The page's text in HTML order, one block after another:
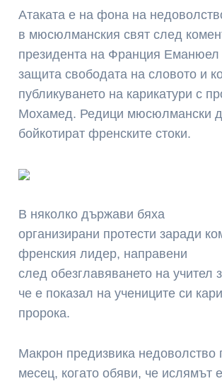
Атаката е на фона на
в мюсюлманския свят след
президента на Франция
защита свободата на словото и
публикуването на карикатури с
Мохамед. Редици мюсюлмански
бойкотират френските стоки.
В няколко държави бяха
организирани протести заради
френския лидер, направени
след обезглавяването на учител
че е показал на учениците си
пророка.
Макрон предизвика недоволство
месец, когато обяви, че ислямът